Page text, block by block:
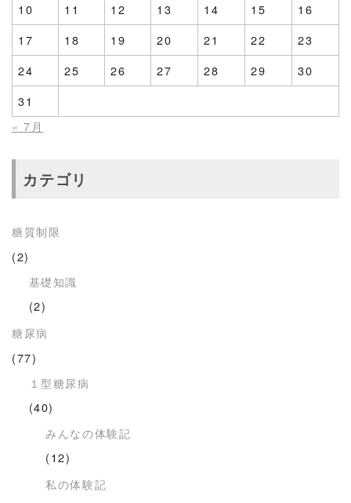
10
11 12 13 14 15
16
17
18 19 20 21 22
23
24
25 26 27 28 29
30
31
« 7月
カテゴリ
糖質制限
(2)
基礎知識
(2)
糖尿病
(77)
１型糖尿病
(40)
みんなの体験記
(12)
私の体験記